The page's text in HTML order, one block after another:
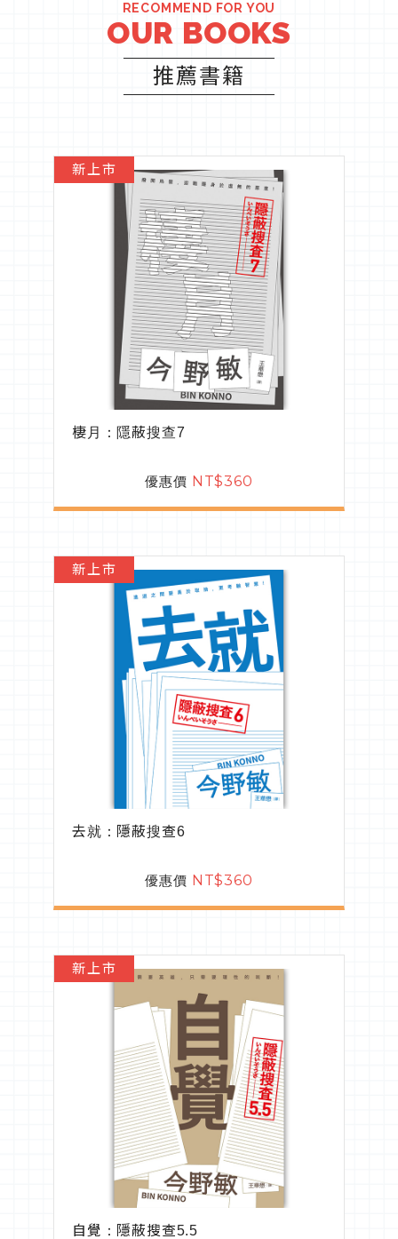
RECOMMEND FOR YOU
OUR BOOKS
推薦書籍
棲月：隱蔽搜查7
優惠價 NT$360
新上市
去就：隱蔽搜查6
優惠價 NT$360
新上市
自覺：隱蔽搜查5.5
新上市